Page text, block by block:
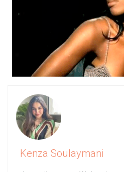
Kenza Soulaymani